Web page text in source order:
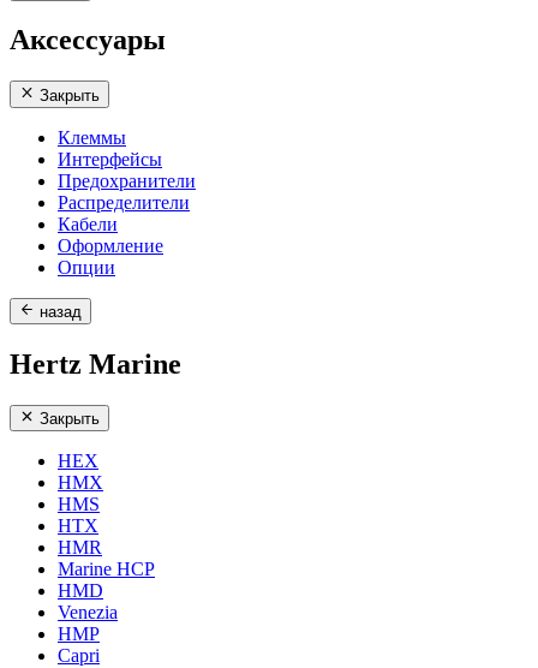
Аксессуары
Закрыть
Клеммы
Интерфейсы
Предохранители
Распределители
Кабели
Оформление
Опции
назад
Hertz Marine
Закрыть
HEX
HMX
HMS
HTX
HMR
Marine HCP
HMD
Venezia
HMP
Capri